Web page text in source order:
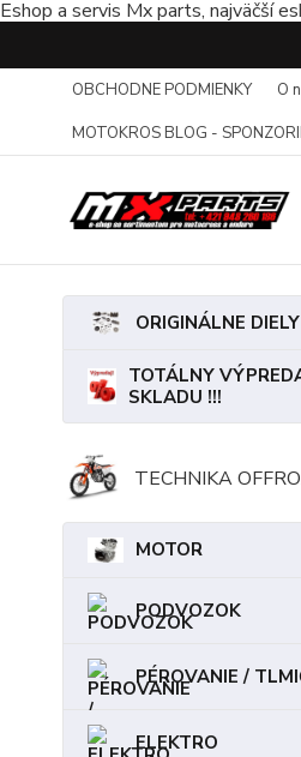
Eshop a servis Mx parts, najväčší
OBCHODNE PODMIENKY O
MOTOKROS BLOG -
ORIGINÁLNE
TOTÁLNY
SKLADU !!!
TECHNIKA
MOTOR
PODVOZOK
PÉROVANIE /
ELEKTRO